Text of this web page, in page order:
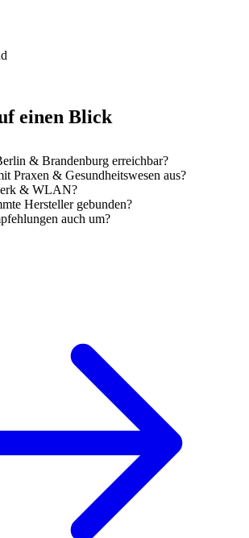
einen Blick
& Brandenburg erreichbar?
Praxen & Gesundheitswesen aus?
& WLAN?
Hersteller gebunden?
auch um?